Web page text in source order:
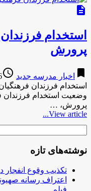
description
استخدام
پرورش
bookmark اخبار مدرسه جدید access_time
استخدام فرزندان
وضعیت استخدام
پرورش، …
View article...
نوشته‌های تازه
تکذیب وقوع انفجار
اعتراف رسانه